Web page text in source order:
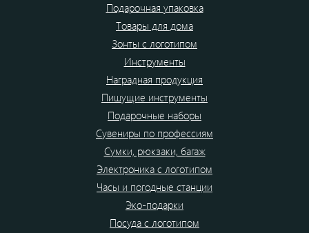
Подарочная упаковка
Товары для дома
Зонты с логотипом
Инструменты
Наградная продукция
Пишущие инструменты
Подарочные наборы
Сувениры по профессиям
Сумки, рюкзаки, багаж
Электроника с логотипом
Часы и погодные станции
Эко-подарки
Посуда с логотипом